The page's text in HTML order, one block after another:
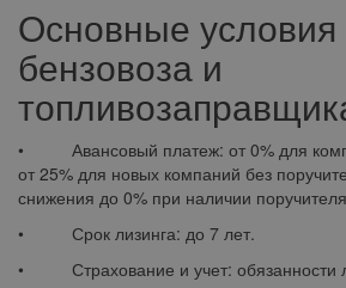
Основные условия
бензовоза и
• Авансовый платеж: от 0% для
от 25% для новых компаний без
снижения до 0% при наличии
• Срок лизинга: до 7 лет.
• Страхование и учет: обязанности